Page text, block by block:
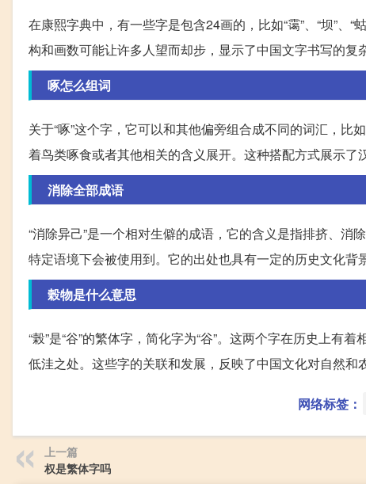
在康熙字典中，有一些字是包含24画的，比如“霭”、“坝”、
构和画数可能让许多人望而却步，显示了中国文字书写的复
啄怎么组词
关于“啄”这个字，它可以和其他偏旁组合成不同的词汇，比
着鸟类啄食或者其他相关的含义展开。这种搭配方式展示了
消除全部成语
“消除异己”是一个相对生僻的成语，它的含义是指排挤、
特定语境下会被使用到。它的出处也具有一定的历史文化背
榖物是什么意思
“榖”是“谷”的繁体字，简化字为“谷”。这两个字在历史上有
低洼之处。这些字的关联和发展，反映了中国文化对自然和
网络标签：
上一篇
权是繁体字吗